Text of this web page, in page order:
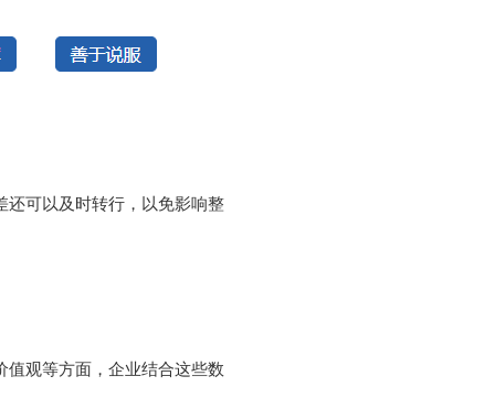
可以及时转行，以免影响整
观等方面，企业结合这些数